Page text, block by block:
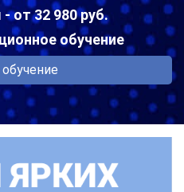
от 32 980 руб.
обучение